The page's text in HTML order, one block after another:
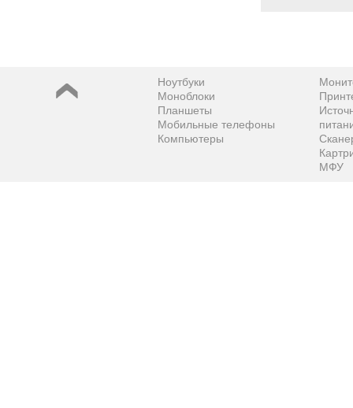
Ноутбуки
Моноблоки
Планшеты
Мобильные телефоны
Компьютеры
МФУ